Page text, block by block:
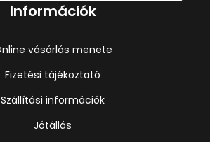
Információk
vásárlás menete
Fizetési tájékoztató
Szállítási információk
Jótállás